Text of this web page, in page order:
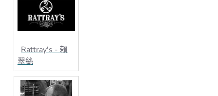
Rattray's - 賴
翠絲